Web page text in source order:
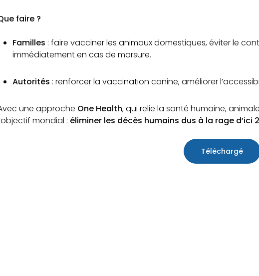
faire ?
Familles : faire vacciner les animaux domestiques, éviter le
immédiatement en cas de morsure.
Autorités : renforcer la vaccination canine, améliorer
une approche One Health, qui relie la santé humaine,
mondial : éliminer les décès humains dus à la rage d’ici
Téléchargé